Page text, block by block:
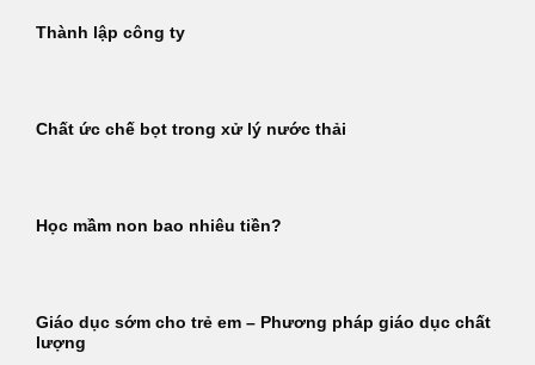
Thành lập công ty
Chất ức chế bọt trong xử lý nước thải
Học mầm non bao nhiêu tiền?
Giáo dục sớm cho trẻ em – Phương pháp giáo dục chất
lượng